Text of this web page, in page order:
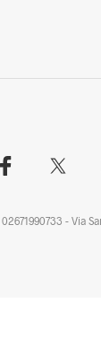
02671990733 - Via